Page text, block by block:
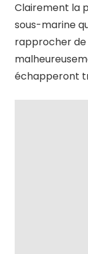
Clairement la
sous-marine
rapprocher de
échapperont